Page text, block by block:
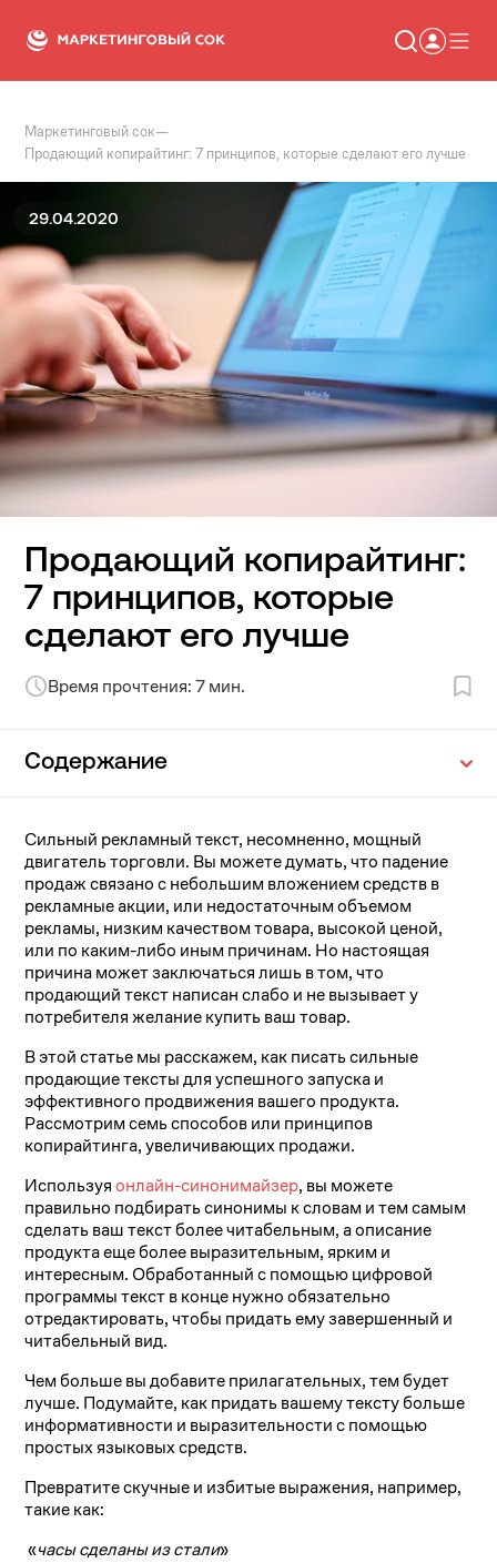
Статьи
Новости
Сервисы
Словарь
Консалтинг
Маркетинговый сок—
Продающий копирайтинг: 7 принципов, которые сделают его лучше
29.04.2020
Продающий копирайтинг:
7 принципов, которые
сделают его лучше
Время прочтения: 7 мин.
Содержание
Сильный рекламный текст, несомненно, мощный
двигатель торговли. Вы можете думать, что падение
продаж связано с небольшим вложением средств в
рекламные акции, или недостаточным объемом
рекламы, низким качеством товара, высокой ценой,
или по каким-либо иным причинам. Но настоящая
причина может заключаться лишь в том, что
продающий текст написан слабо и не вызывает у
потребителя желание купить ваш товар.
В этой статье мы расскажем, как писать сильные
продающие тексты для успешного запуска и
эффективного продвижения вашего продукта.
Рассмотрим семь способов или принципов
копирайтинга, увеличивающих продажи.
Используяонлайн-синонимайзер, вы можете
правильно подбирать синонимы к словам и тем самым
сделать ваш текст более читабельным, а описание
продукта еще более выразительным, ярким и
интересным. Обработанный с помощью цифровой
программы текст в конце нужно обязательно
отредактировать, чтобы придать ему завершенный и
читабельный вид.
Чем больше вы добавите прилагательных, тем будет
лучше. Подумайте, как придать вашему тексту больше
информативности и выразительности с помощью
простых языковых средств.
Превратите скучные и избитые выражения, например,
такие как:
«часы сделаны из стали»